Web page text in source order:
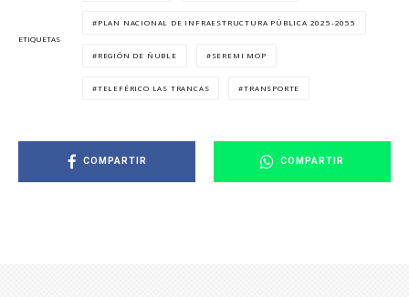
ETIQUETAS
PLAN NACIONAL DE INFRAESTRUCTURA PÚBLICA 2025-2055
REGIÓN DE ÑUBLE SEREMI MOP
TELEFÉRICO LAS TRANCAS TRANSPORTE
COMPARTIR COMPARTIR